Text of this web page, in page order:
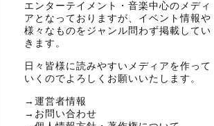
エンターテイメント・音楽中心のメディ
アとなっておりますが、イベント情報や
様々なものをジャンル問わず掲載してい
きます。
日々皆様に読みやすいメディアを作って
いくのでよろしくお願いいたします。
→ 運営者情報
→ お問い合わせ